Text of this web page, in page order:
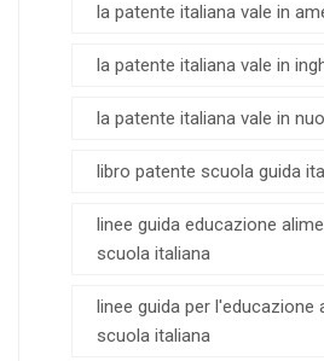
la patente italiana vale in
la patente italiana vale in
la patente italiana vale in
libro patente scuola guida
linee guida educazione
scuola italiana
linee guida per l'educazione
scuola italiana